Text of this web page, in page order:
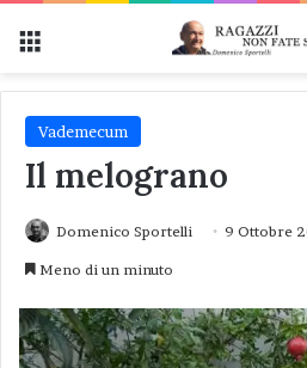
Vademecum
Il melograno
Domenico Sportelli 9 Ottobre
Meno di un minuto